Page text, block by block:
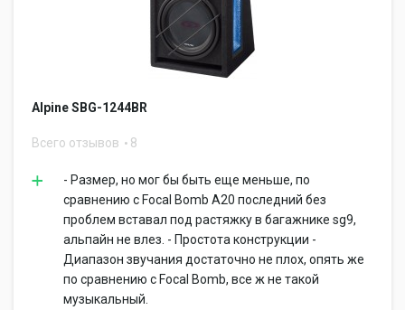
Alpine SBG-1244BR
Всего отзывов 8
- Размер, но мог бы быть еще меньше, по
сравнению с Focal Bomb A20 последний без
проблем вставал под растяжку в багажнике sg9,
альпайн не влез. - Простота конструкции -
Диапазон звучания достаточно не плох, опять же
по сравнению с Focal Bomb, все ж не такой
музыкальный.